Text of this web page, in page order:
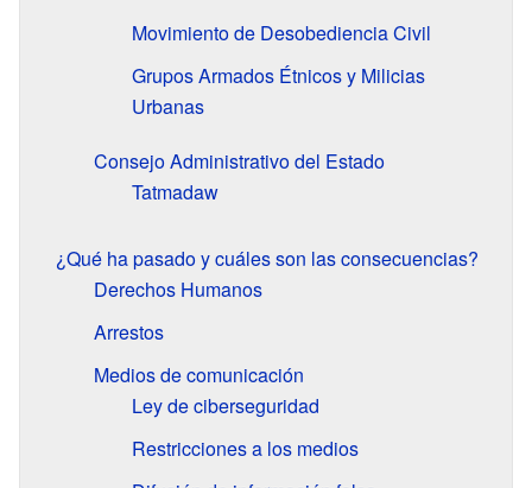
Movimiento de Desobediencia Civil
Grupos Armados Étnicos y Milicias
Urbanas
Consejo Administrativo del Estado
Tatmadaw
¿Qué ha pasado y cuáles son las consecuencias?
Derechos Humanos
Arrestos
Medios de comunicación
Ley de ciberseguridad
Restricciones a los medios